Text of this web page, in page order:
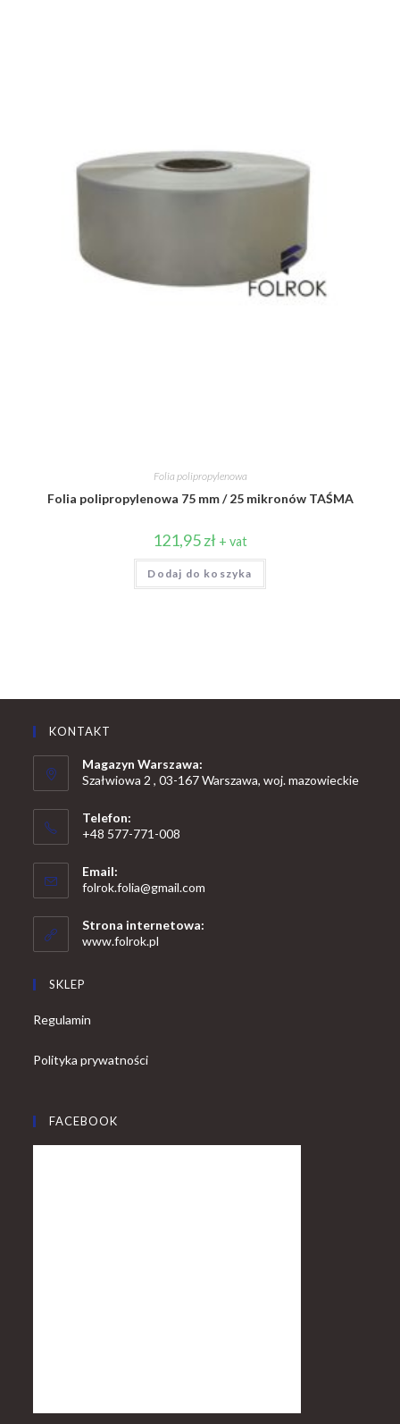
Folia polipropylenowa
Folia polipropylenowa 75 mm / 25 mikronów TAŚMA
121,95zł + vat
Dodaj do koszyka
KONTAKT
Magazyn Warszawa:
Szałwiowa 2 , 03-167 Warszawa, woj. mazowieckie
Telefon:
+48 577-771-008
in
your
application
Email:
folrok.folia@gmail.com
Strona internetowa:
www.folrok.pl
SKLEP
Regulamin
Polityka prywatności
FACEBOOK